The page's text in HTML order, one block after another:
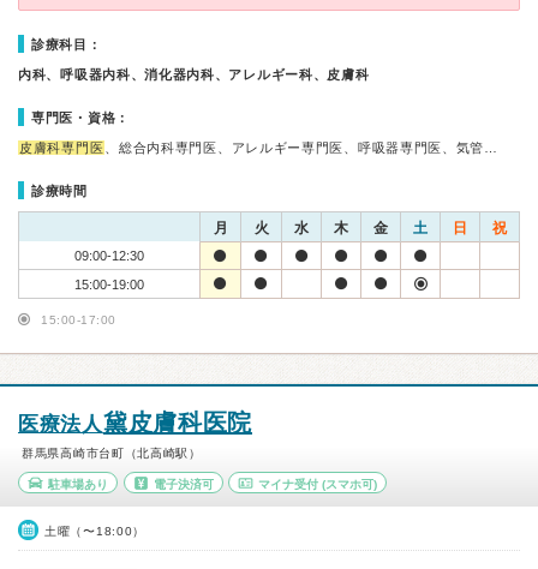
診療科目：
内科、呼吸器内科、消化器内科、アレルギー科、皮膚科
専門医・資格：
皮膚科専門医 、総合内科専門医、アレルギー専門医、呼吸器専門医、気管…
診療時間
月 火 水 木 金 土 日 祝
09:00-12:30
15:00-19:00
15:00-17:00
医療法人黛皮膚科医院
群馬県高崎市台町（北高崎駅）
駐車場あり 電子決済可 マイナ受付 (スマホ可)
土曜（〜18:00）